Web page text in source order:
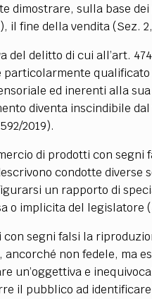
dimostrare, sulla base
fine della vendita (Sez. 2,
del delitto di cui all’art.
ed inerenti alla
diventa inscindibile
2019).
di prodotti con segni
condotte diverse
un rapporto di
o implicita del legislatore
segni falsi la
non fedele, ma
un’oggettiva e
il pubblico ad